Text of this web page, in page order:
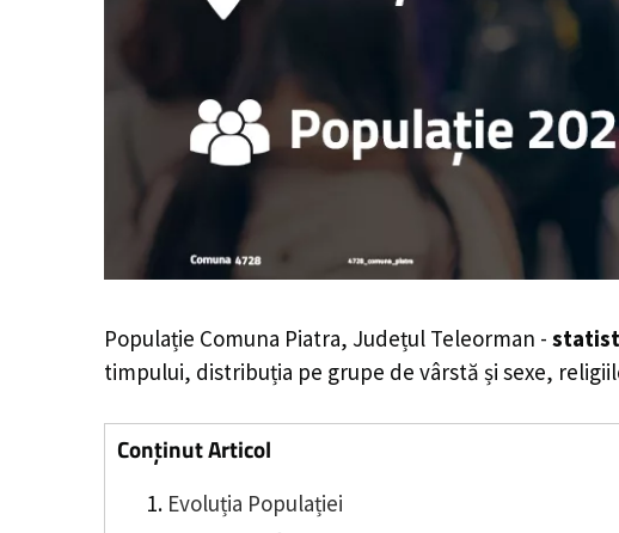
Populație Comuna Piatra, Județul Teleorman -
timpului, distribuția pe grupe de vârstă și sexe,
Conținut Articol
Evoluția Populației